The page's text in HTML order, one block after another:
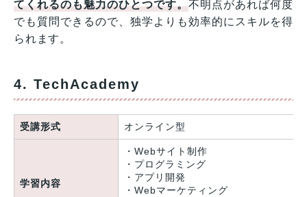
てくれるのも魅力のひとつです。不明点があれば何度
でも質問できるので、独学よりも効率的にスキルを得
られます。
4. TechAcademy
受講形式 オンライン型
学習内容
・Webサイト制作
・プログラミング
・アプリ開発
・Webマーケティング